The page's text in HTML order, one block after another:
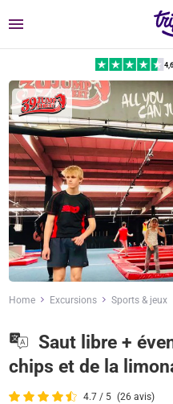
Menu
4,6
Home Excursions Sports & jeux
Saut libre +
chips et de la
4.7 / 5 (26 avis)